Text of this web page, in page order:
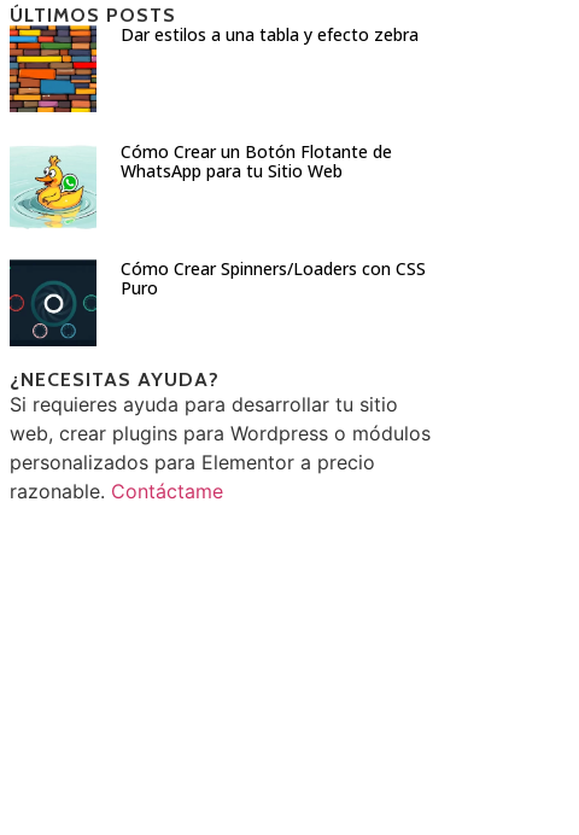
ÚLTIMOS POSTS
Dar estilos a una tabla y efecto zebra
Cómo Crear un Botón Flotante de
WhatsApp para tu Sitio Web
Cómo Crear Spinners/Loaders con CSS
Puro
¿NECESITAS AYUDA?
Si requieres ayuda para desarrollar tu sitio
web, crear plugins para Wordpress o módulos
personalizados para Elementor a precio
razonable. Contáctame